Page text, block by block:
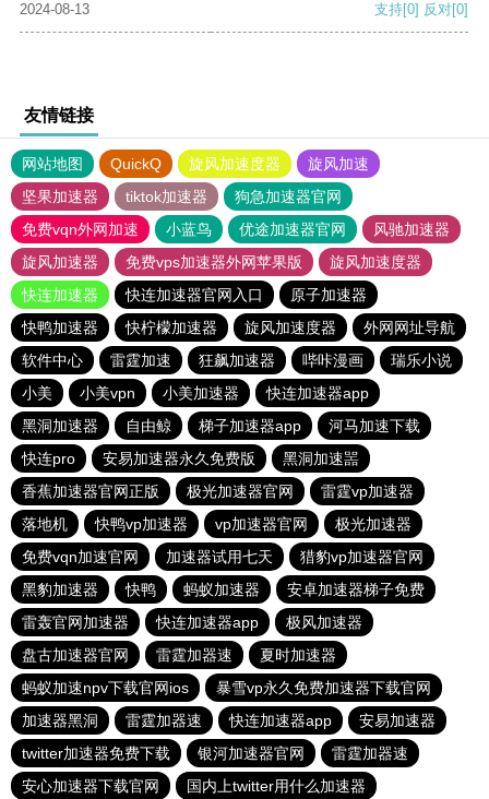
2024-08-13
支持[0] 反对[0]
友情链接
网站地图 QuickQ 旋风加速度器
旋风加速
坚果加速器
tiktok加速器
狗急加速器官网
免费vqn外网加速
小蓝鸟 优途加速器官网
风驰加速器
旋风加速器
免费vps加速器外网苹果版
旋风加速度器
快连加速器
快连加速器官网入口
原子加速器
快鸭加速器
快柠檬加速器 旋风加速度器
外网网址导航
软件中心
雷霆加速 狂飙加速器 哔咔漫画
瑞乐小说
小美
小美vpn 小美加速器
快连加速器app
黑洞加速器
自由鲸 梯子加速器app
河马加速下载
快连pro
安易加速器永久免费版
黑洞加速噐
香蕉加速器官网正版
极光加速器官网
雷霆vp加速器
落地机
快鸭vp加速器 vp加速器官网
极光加速器
免费vqn加速官网
加速器试用七天
猎豹vp加速器官网
黑豹加速器
快鸭 蚂蚁加速器
安卓加速器梯子免费
雷轰官网加速器
快连加速器app
极风加速器
盘古加速器官网
雷霆加器速
夏时加速器
蚂蚁加速npv下载官网ios
暴雪vp永久免费加速器下载官网
加速器黑洞
雷霆加器速 快连加速器app
安易加速器
twitter加速器免费下载
银河加速器官网
雷霆加器速
安心加速器下载官网
国内上twitter用什么加速器